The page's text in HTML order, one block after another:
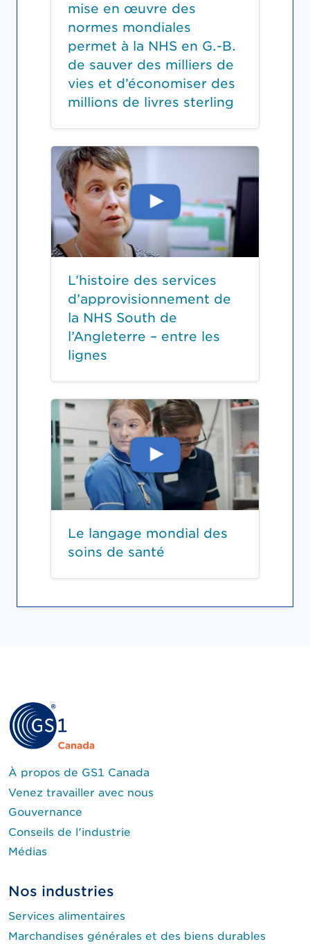
mise en œuvre des
normes mondiales
permet à la NHS en G.-B.
de sauver des milliers de
vies et d’économiser des
millions de livres sterling
L’histoire des services
d’approvisionnement de
la NHS South de
l’Angleterre – entre les
lignes
Le langage mondial des
soins de santé
À propos de GS1 Canada
Venez travailler avec nous
Gouvernance
Conseils de l'industrie
Médias
Nos industries
Services alimentaires
Marchandises générales et des biens durables